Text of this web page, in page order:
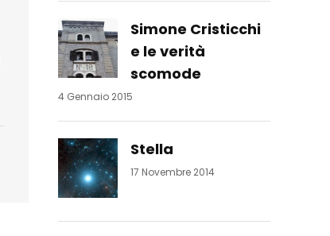
Simone Cristicchi
e le verità
scomode
4 Gennaio 2015
Stella
17 Novembre 2014